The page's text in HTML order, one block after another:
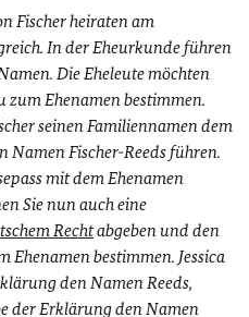
Fischer heiraten am
In der Eheurkunde führen
Die Eheleute möchten
zum Ehenamen bestimmen.
seinen Familiennamen dem
Namen Fischer-Reeds führen.
mit dem Ehenamen
Sie nun auch eine
Rechtabgeben und den
Ehenamen bestimmen. Jessica
den Namen Reeds,
der Erklärung den Namen